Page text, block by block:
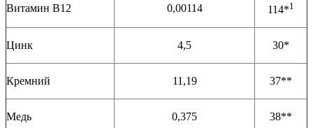
Витамин В12 0,00114 114*1
Цинк 4,5 30*
Кремний 11,19 37**
Медь 0,375 38**